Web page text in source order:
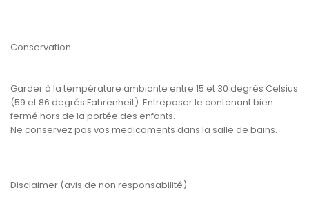
Conservation
Garder à la température ambiante entre 15 et 30 degrés Celsius
(59 et 86 degrés Fahrenheit). Entreposer le contenant bien
fermé hors de la portée des enfants.
Ne conservez pas vos medicaments dans la salle de bains.
Disclaimer (avis de non responsabilité)